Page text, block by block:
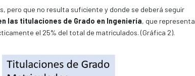
pero que no resulta suficiente y donde se deberá seguir
las titulaciones de Grado en Ingeniería, que representa
el 25% del total de matriculados. (Gráfica 2).